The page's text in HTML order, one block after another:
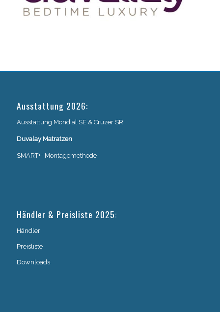
Ausstattung 2026:
Ausstattung Mondial SE & Cruzer SR
Duvalay Matratzen
SMART++ Montagemethode
Händler & Preisliste 2025:
Händler
Preisliste
Downloads